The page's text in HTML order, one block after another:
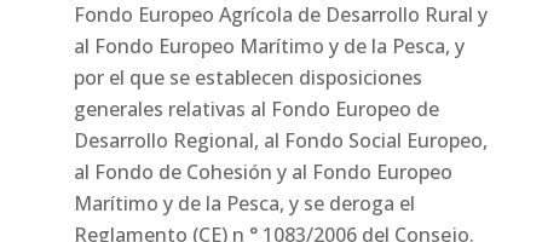
Fondo Europeo Agrícola de Desarrollo Rural y
al Fondo Europeo Marítimo y de la Pesca, y
por el que se establecen disposiciones
generales relativas al Fondo Europeo de
Desarrollo Regional, al Fondo Social Europeo,
al Fondo de Cohesión y al Fondo Europeo
Marítimo y de la Pesca, y se deroga el
Reglamento (CE) n ° 1083/2006 del Consejo.